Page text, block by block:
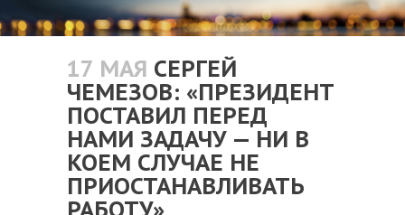
17 МАЯ СЕРГЕЙ
ЧЕМЕЗОВ: «ПРЕЗИДЕНТ
ПОСТАВИЛ ПЕРЕД
НАМИ ЗАДАЧУ — НИ В
КОЕМ СЛУЧАЕ НЕ
ПРИОСТАНАВЛИВАТЬ